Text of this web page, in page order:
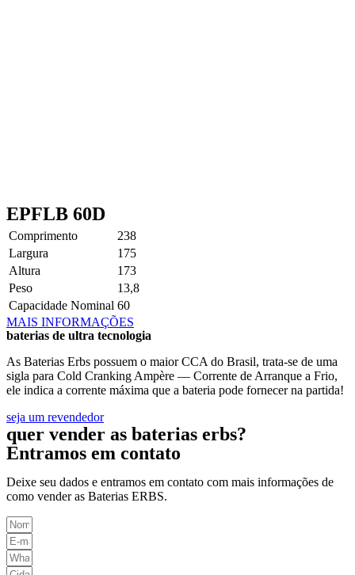
EPFLB 60D
Comprimento
238
Largura
175
Altura
173
Peso
13,8
Capacidade Nominal 60
MAIS INFORMAÇÕES
baterias de ultra tecnologia
As Baterias Erbs possuem o maior CCA do Brasil, trata-se de uma
sigla para Cold Cranking Ampère — Corrente de Arranque a Frio,
ele indica a corrente máxima que a bateria pode fornecer na partida!
seja um revendedor
quer vender as baterias erbs?
Entramos em contato
Deixe seu dados e entramos em contato com mais informações de
como vender as Baterias ERBS.